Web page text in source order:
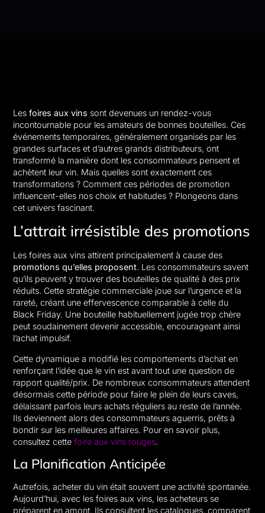
Lesfoires aux vins sont devenues un rendez-vous
incontournable pour les amateurs de bonnes bouteilles. Ces
événements temporaires, généralement organisés par les
grandes surfaces et d’autres grands distributeurs, ont
transformé la manière dont les consommateurs pensent et
achètent leur vin. Mais quelles sont exactement ces
transformations ? Comment ces périodes de promotion
influencent-elles nos choix et habitudes ? Plongeons dans
cet univers fascinant.
L’attrait irrésistible des promotions
Les foires aux vins attirent principalement à cause des
promotions qu’elles proposent. Les consommateurs savent
qu’ils peuvent y trouver des bouteilles de qualité à des prix
réduits. Cette stratégie commerciale joue sur l’urgence et la
rareté, créant une effervescence comparable à celle du
Black Friday. Une bouteille habituellement jugée trop chère
peut soudainement devenir accessible, encourageant ainsi
l’achat impulsif.
Cette dynamique a modifié les comportements d’achat en
renforçant l’idée que le vin est avant tout une question de
rapport qualité/prix. De nombreux consommateurs attendent
désormais cette période pour faire le plein de leurs caves,
délaissant parfois leurs achats réguliers au reste de l’année.
Ils deviennent alors des consommateurs aguerris, prêts à
bondir sur les meilleures affaires. Pour en savoir plus,
consultez cettefoire aux vins rouges.
La Planification Anticipée
Autrefois, acheter du vin était souvent une activité spontanée.
Aujourd’hui, avec les foires aux vins, les acheteurs se
préparent en amont. Ils consultent les catalogues, comparent